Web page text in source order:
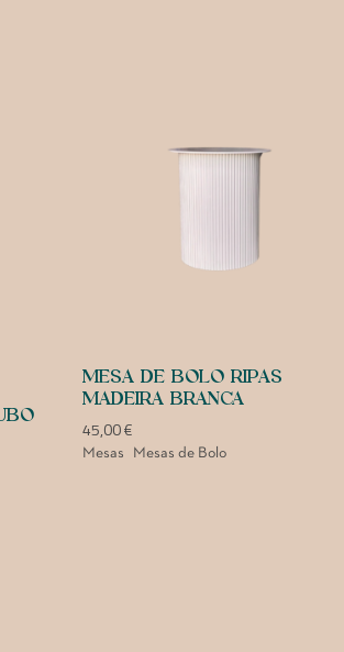
MESA DE BOLO RIPAS
MADEIRA BRANCA
45,00€
Mesas Mesas de Bolo